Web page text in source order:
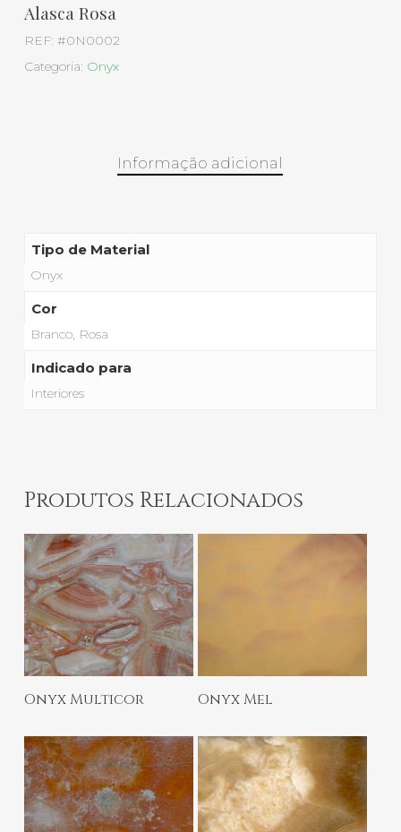
Alasca Rosa
REF: #0N0002
Categoria: Onyx
Informação adicional
Tipo de Material
Onyx
Cor
Branco, Rosa
Indicado para
Interiores
Produtos Relacionados
Ler Mais
Onyx Multicor Ler Mais
Onyx Mel